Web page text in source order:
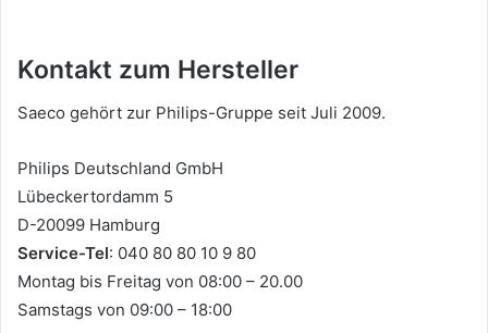
Kontakt zum Hersteller
Saeco gehört zur Philips-Gruppe seit Juli 2009.
Philips Deutschland GmbH
Lübeckertordamm 5
D-20099 Hamburg
Service-Tel: 040 80 80 10 9 80
Montag bis Freitag von 08:00 – 20.00
Samstags von 09:00 – 18:00